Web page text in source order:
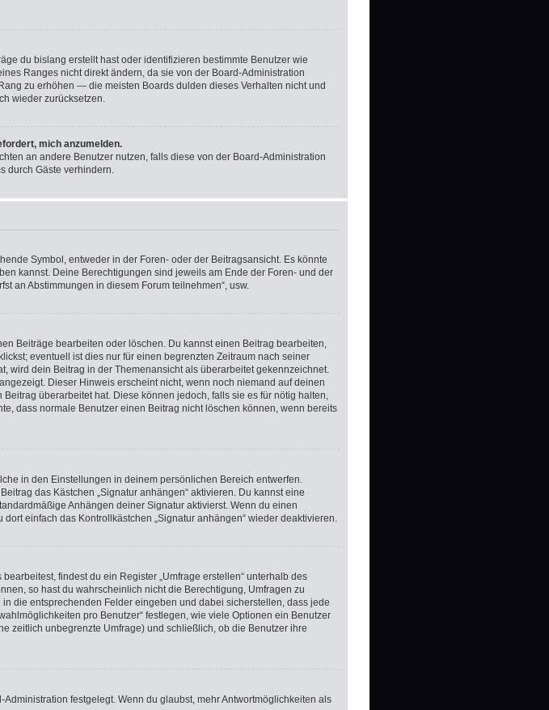
du bislang erstellt hast oder identifizieren bestimmte Benutzer wie
Ranges nicht direkt ändern, da sie von der Board-Administration
zu erhöhen — die meisten Boards dulden dieses Verhalten nicht und
wieder zurücksetzen.
mich anzumelden.
an andere Benutzer nutzen, falls diese von der Board-Administration
durch Gäste verhindern.
Symbol, entweder in der Foren- oder der Beitragsansicht. Es könnte
kannst. Deine Berechtigungen sind jeweils am Ende der Foren- und der
an Abstimmungen in diesem Forum teilnehmen“, usw.
Beiträge bearbeiten oder löschen. Du kannst einen Beitrag bearbeiten,
eventuell ist dies nur für einen begrenzten Zeitraum nach seiner
wird dein Beitrag in der Themenansicht als überarbeitet gekennzeichnet.
Dieser Hinweis erscheint nicht, wenn noch niemand auf deinen
überarbeitet hat. Diese können jedoch, falls sie es für nötig halten,
dass normale Benutzer einen Beitrag nicht löschen können, wenn bereits
in den Einstellungen in deinem persönlichen Bereich entwerfen.
das Kästchen „Signatur anhängen“ aktivieren. Du kannst eine
Anhängen deiner Signatur aktivierst. Wenn du einen
einfach das Kontrollkästchen „Signatur anhängen“ wieder deaktivieren.
findest du ein Register „Umfrage erstellen“ unterhalb des
so hast du wahrscheinlich nicht die Berechtigung, Umfragen zu
die entsprechenden Felder eingeben und dabei sicherstellen, dass jede
pro Benutzer“ festlegen, wie viele Optionen ein Benutzer
zeitlich unbegrenzte Umfrage) und schließlich, ob die Benutzer ihre
festgelegt. Wenn du glaubst, mehr Antwortmöglichkeiten als